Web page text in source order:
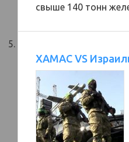
свыше 140 тонн
ХАМАС VS